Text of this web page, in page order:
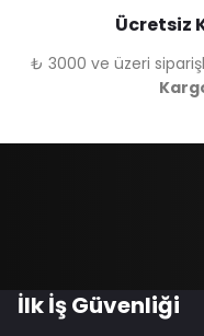
Ücretsiz
₺ 3000 ve üzeri
İlk İş Güvenliği